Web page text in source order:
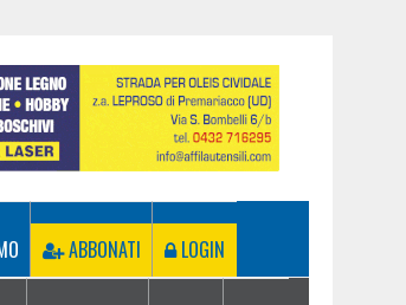
ABBONATI LOGIN